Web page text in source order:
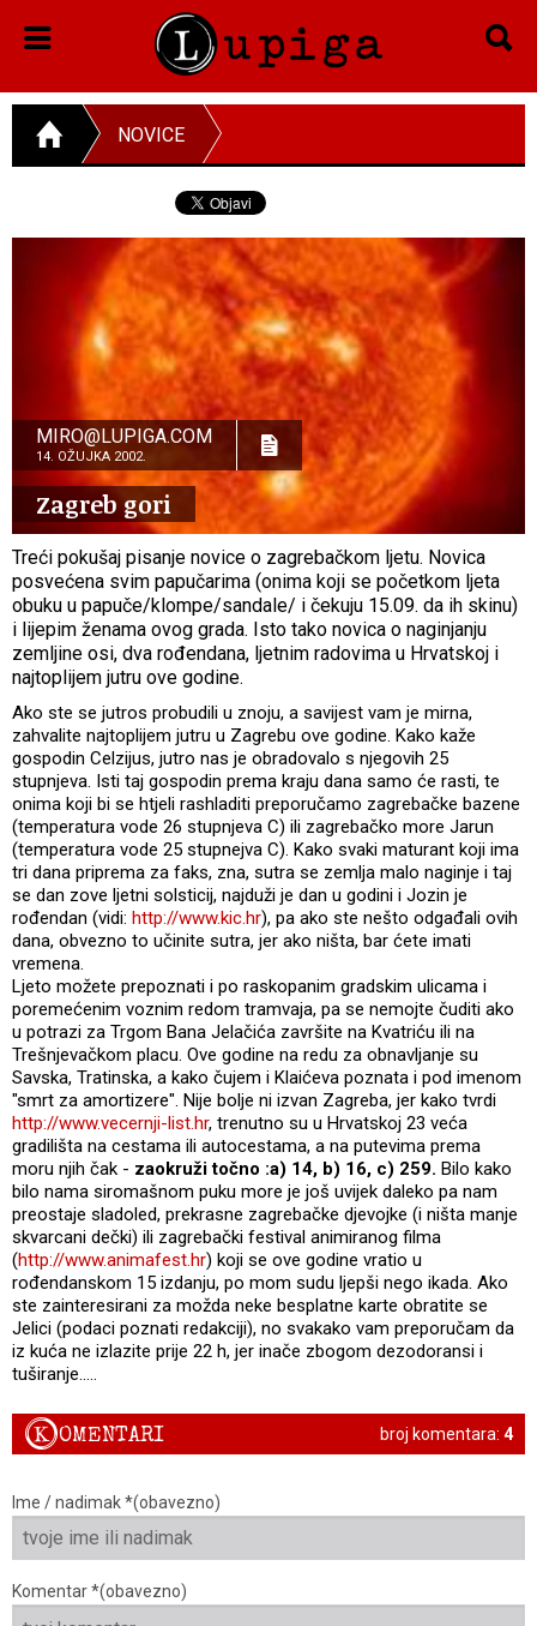
NOVICE
MIRO@LUPIGA.COM
14. OŽUJKA 2002.
Zagreb gori
Treći pokušaj pisanje novice o zagrebačkom ljetu. Novica
posvećena svim papučarima (onima koji se početkom ljeta
obuku u papuče/klompe/sandale/ i čekuju 15.09. da ih skinu)
i lijepim ženama ovog grada. Isto tako novica o naginjanju
zemljine osi, dva rođendana, ljetnim radovima u Hrvatskoj i
najtoplijem jutru ove godine.
Ako ste se jutros probudili u znoju, a savijest vam je mirna,
zahvalite najtoplijem jutru u Zagrebu ove godine. Kako kaže
gospodin Celzijus, jutro nas je obradovalo s njegovih 25
stupnjeva. Isti taj gospodin prema kraju dana samo će rasti, te
onima koji bi se htjeli rashladiti preporučamo zagrebačke bazene
(temperatura vode 26 stupnjeva C) ili zagrebačko more Jarun
(temperatura vode 25 stupnejva C). Kako svaki maturant koji ima
tri dana priprema za faks, zna, sutra se zemlja malo naginje i taj
se dan zove ljetni solsticij, najduži je dan u godini i Jozin je
rođendan (vidi: http://www.kic.hr), pa ako ste nešto odgađali ovih
dana, obvezno to učinite sutra, jer ako ništa, bar ćete imati
vremena.
Ljeto možete prepoznati i po raskopanim gradskim ulicama i
poremećenim voznim redom tramvaja, pa se nemojte čuditi ako
u potrazi za Trgom Bana Jelačića završite na Kvatriću ili na
Trešnjevačkom placu. Ove godine na redu za obnavljanje su
Savska, Tratinska, a kako čujem i Klaićeva poznata i pod imenom
"smrt za amortizere". Nije bolje ni izvan Zagreba, jer kako tvrdi
http://www.vecernji-list.hr, trenutno su u Hrvatskoj 23 veća
gradilišta na cestama ili autocestama, a na putevima prema
moru njih čak - zaokruži točno :a) 14, b) 16, c) 259. Bilo kako
bilo nama siromašnom puku more je još uvijek daleko pa nam
preostaje sladoled, prekrasne zagrebačke djevojke (i ništa manje
skvarcani dečki) ili zagrebački festival animiranog filma
(http://www.animafest.hr) koji se ove godine vratio u
rođendanskom 15 izdanju, po mom sudu ljepši nego ikada. Ako
ste zainteresirani za možda neke besplatne karte obratite se
Jelici (podaci poznati redakciji), no svakako vam preporučam da
iz kuća ne izlazite prije 22 h, jer inače zbogom dezodoransi i
tuširanje.....
broj komentara: 4
KOMENTARI
Ime / nadimak *(obavezno)
Komentar *(obavezno)